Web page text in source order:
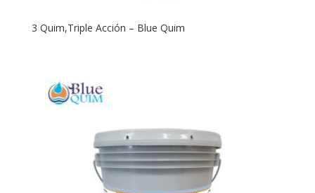
3 Quim,Triple Acción – Blue Quim